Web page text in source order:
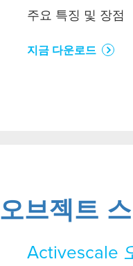
주요 특징 및 장점
지금 다운로드
오브젝트
Activescale